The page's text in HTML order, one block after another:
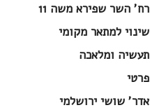
רח' השר שפירא משה 11
שינוי למתאר מקומי
תעשיה ומלאכה
פרטי
אדר' שושי ירושלמי